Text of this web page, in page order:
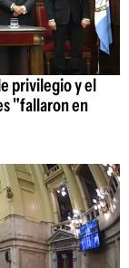
privilegio y el
"fallaron en